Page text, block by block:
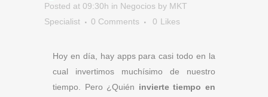
Posted at 09:30h in Negocios by MKT
Specialist
0 Comments 0 Likes
Hoy en día, hay apps para casi todo en la
cual invertimos muchísimo de nuestro
tiempo. Pero ¿Quién invierte tiempo en